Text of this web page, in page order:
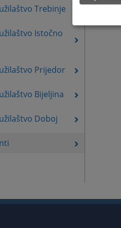
Trebinje
Istočno
Prijedor
Bijeljina
Doboj